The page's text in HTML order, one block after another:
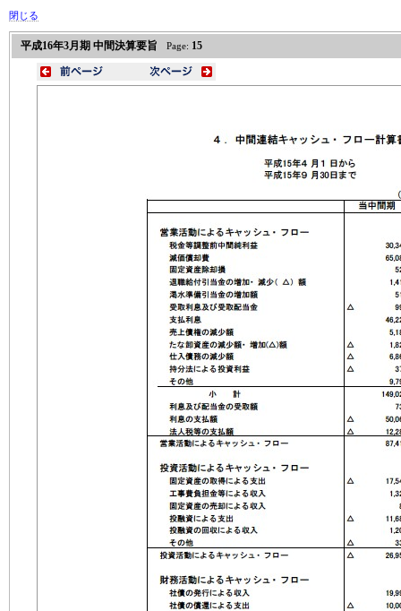
閉じる
平成16年3月期 中間決算要旨 Page: 15